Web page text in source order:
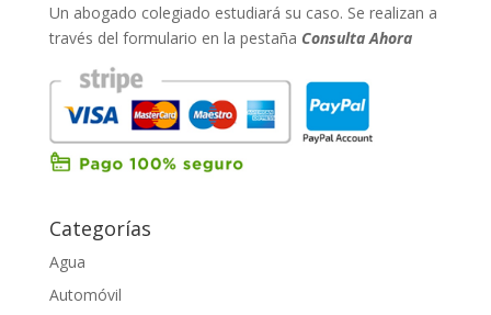
Un abogado colegiado estudiará su caso. Se realizan a
través del formulario en la pestaña Consulta Ahora
Categorías
Agua
Automóvil